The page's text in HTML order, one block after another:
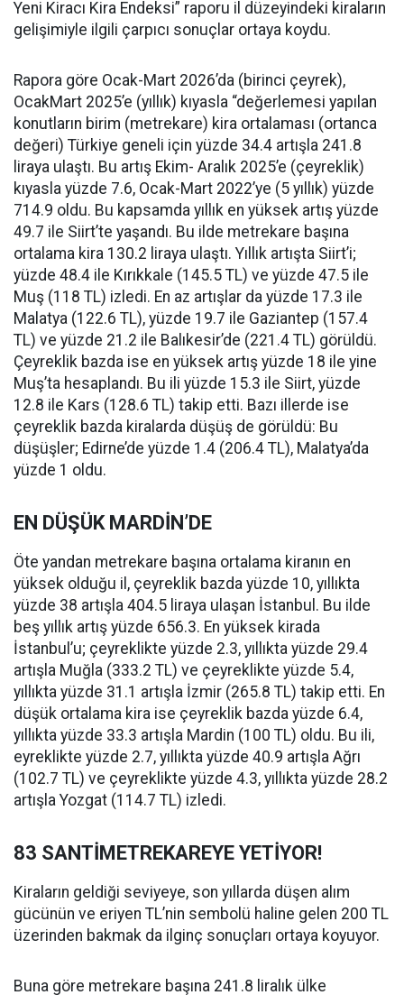
Yeni Kiracı Kira Endeksi” raporu il düzeyindeki kiraların
gelişimiyle ilgili çarpıcı sonuçlar ortaya koydu.
Rapora göre Ocak-Mart 2026’da (birinci çeyrek),
OcakMart 2025’e (yıllık) kıyasla “değerlemesi yapılan
konutların birim (metrekare) kira ortalaması (ortanca
değeri) Türkiye geneli için yüzde 34.4 artışla 241.8
liraya ulaştı. Bu artış Ekim- Aralık 2025’e (çeyreklik)
kıyasla yüzde 7.6, Ocak-Mart 2022’ye (5 yıllık) yüzde
714.9 oldu. Bu kapsamda yıllık en yüksek artış yüzde
49.7 ile Siirt’te yaşandı. Bu ilde metrekare başına
ortalama kira 130.2 liraya ulaştı. Yıllık artışta Siirt’i;
yüzde 48.4 ile Kırıkkale (145.5 TL) ve yüzde 47.5 ile
Muş (118 TL) izledi. En az artışlar da yüzde 17.3 ile
Malatya (122.6 TL), yüzde 19.7 ile Gaziantep (157.4
TL) ve yüzde 21.2 ile Balıkesir’de (221.4 TL) görüldü.
Çeyreklik bazda ise en yüksek artış yüzde 18 ile yine
Muş’ta hesaplandı. Bu ili yüzde 15.3 ile Siirt, yüzde
12.8 ile Kars (128.6 TL) takip etti. Bazı illerde ise
çeyreklik bazda kiralarda düşüş de görüldü: Bu
düşüşler; Edirne’de yüzde 1.4 (206.4 TL), Malatya’da
yüzde 1 oldu.
EN DÜŞÜK MARDİN’DE
Öte yandan metrekare başına ortalama kiranın en
yüksek olduğu il, çeyreklik bazda yüzde 10, yıllıkta
yüzde 38 artışla 404.5 liraya ulaşan İstanbul. Bu ilde
beş yıllık artış yüzde 656.3. En yüksek kirada
İstanbul’u; çeyreklikte yüzde 2.3, yıllıkta yüzde 29.4
artışla Muğla (333.2 TL) ve çeyreklikte yüzde 5.4,
yıllıkta yüzde 31.1 artışla İzmir (265.8 TL) takip etti. En
düşük ortalama kira ise çeyreklik bazda yüzde 6.4,
yıllıkta yüzde 33.3 artışla Mardin (100 TL) oldu. Bu ili,
eyreklikte yüzde 2.7, yıllıkta yüzde 40.9 artışla Ağrı
(102.7 TL) ve çeyreklikte yüzde 4.3, yıllıkta yüzde 28.2
artışla Yozgat (114.7 TL) izledi.
83 SANTİMETREKAREYE YETİYOR!
Kiraların geldiği seviyeye, son yıllarda düşen alım
gücünün ve eriyen TL’nin sembolü haline gelen 200 TL
üzerinden bakmak da ilginç sonuçları ortaya koyuyor.
Buna göre metrekare başına 241.8 liralık ülke